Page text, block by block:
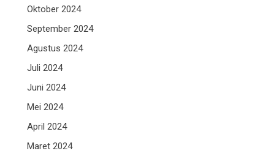
Oktober 2024
September 2024
Agustus 2024
Juli 2024
Juni 2024
Mei 2024
April 2024
Maret 2024